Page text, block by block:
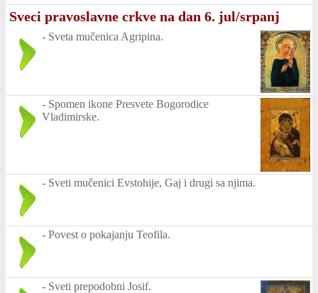
Sveci pravoslavne crkve na dan 6. jul/srpanj
- Sveta mučenica Agripina.
- Spomen ikone Presvete Bogorodice
Vladimirske.
- Sveti mučenici Evstohije, Gaj i drugi sa njima.
- Povest o pokajanju Teofila.
- Sveti prepodobni Josif.